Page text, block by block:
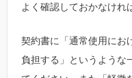
よく確認しておかなけれ
契約書に「通常使用にお
負担する」というような